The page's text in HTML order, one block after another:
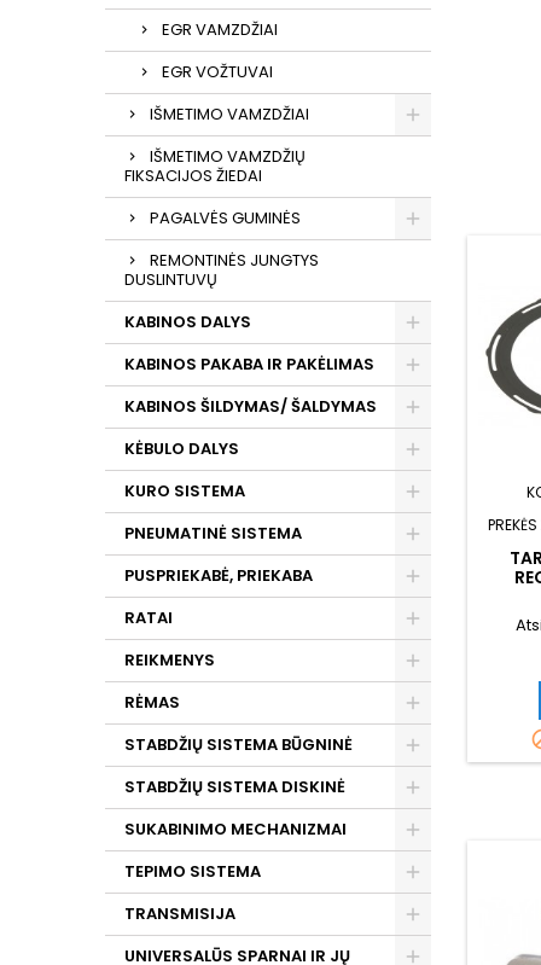
EGR VAMZDŽIAI
EGR VOŽTUVAI
IŠMETIMO VAMZDŽIAI
IŠMETIMO VAMZDŽIŲ
FIKSACIJOS ŽIEDAI
PAGALVĖS GUMINĖS
REMONTINĖS JUNGTYS
DUSLINTUVŲ
KABINOS DALYS
KABINOS PAKABA IR PAKĖLIMAS
KABINOS ŠILDYMAS/ ŠALDYMAS
KĖBULO DALYS
KURO SISTEMA
PNEUMATINĖ SISTEMA
PUSPRIEKABĖ, PRIEKABA
RATAI
REIKMENYS
RĖMAS
STABDŽIŲ SISTEMA BŪGNINĖ
STABDŽIŲ SISTEMA DISKINĖ
SUKABINIMO MECHANIZMAI
TEPIMO SISTEMA
TRANSMISIJA
UNIVERSALŪS SPARNAI IR JŲ